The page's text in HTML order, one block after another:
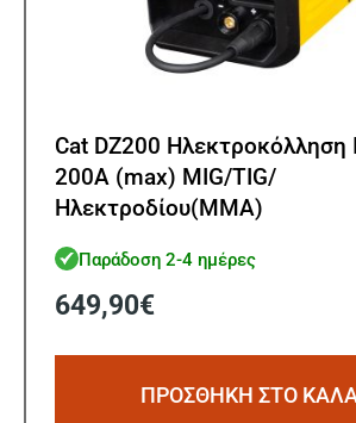
Cat DZ200 Ηλεκτροκόλληση
200A (max) MIG/TIG/
Ηλεκτροδίου(MMA)
Παράδοση 2-4 ημέρες
649,90€
ΠΡΟΣΘΗΚΗ ΣΤΟ